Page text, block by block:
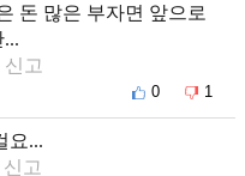
돈 많은 부자면 앞으로
신고
0 1
요...
신고